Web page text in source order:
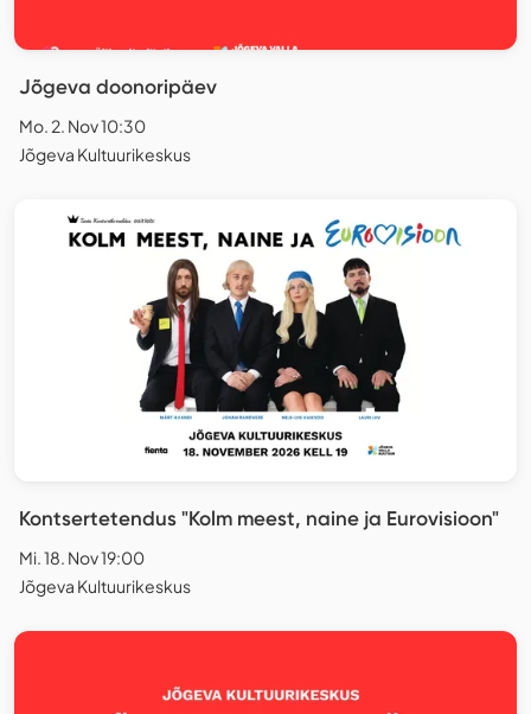
Jõgeva doonoripäev
Mo. 2. Nov 10:30
Jõgeva Kultuurikeskus
Kontsertetendus "Kolm meest, naine ja Eurovisioon"
Mi. 18. Nov 19:00
Jõgeva Kultuurikeskus